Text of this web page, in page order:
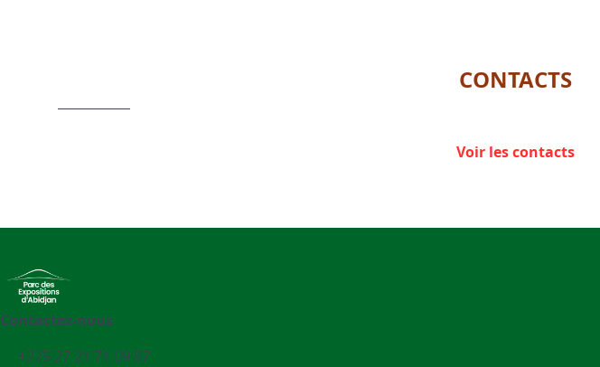
CONTACTS
Voir les contacts
Contactez-nous
+225 27 21 71 09 97